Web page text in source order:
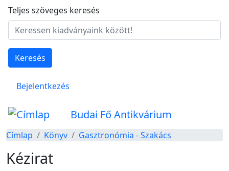
Ugrás a tartalomra
Teljes szöveges keresés
Keresés
Felhasználói fiók menüje
Bejelentkezés
Budai Fő Antikvárium
Címlap Könyv Gasztronómia - Szakács
Kézirat